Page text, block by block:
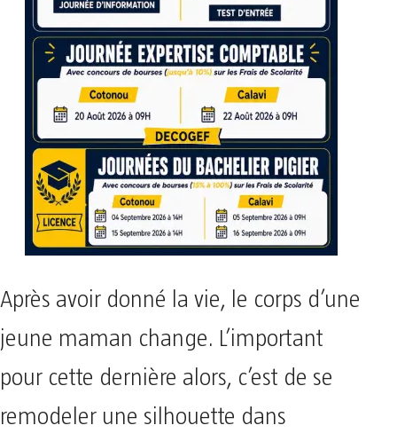
Après avoir donné la vie, le corps d’une
jeune maman change. L’important
pour cette dernière alors, c’est de se
remodeler une silhouette dans